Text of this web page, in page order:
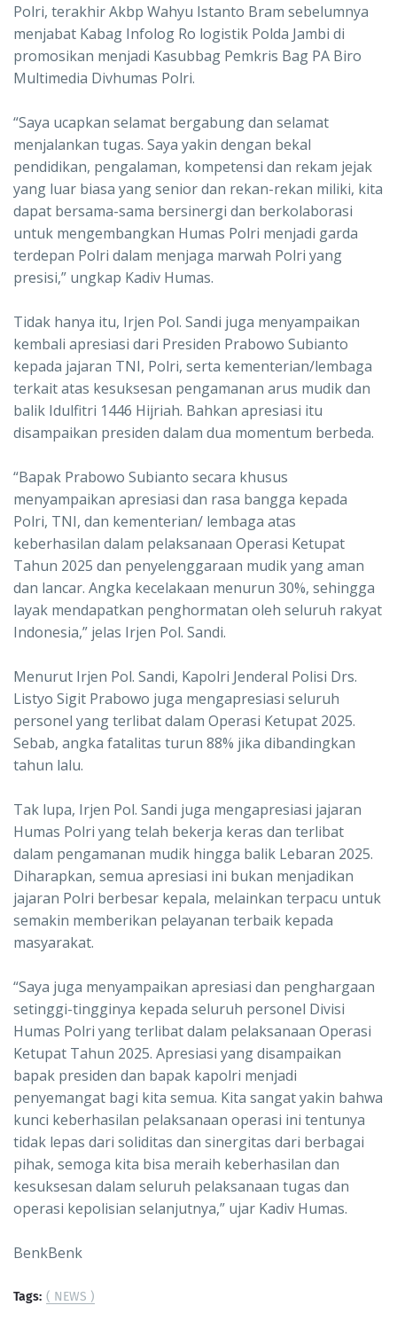
Polri, terakhir Akbp Wahyu Istanto Bram sebelumnya
menjabat Kabag Infolog Ro logistik Polda Jambi di
promosikan menjadi Kasubbag Pemkris Bag PA Biro
Multimedia Divhumas Polri.
“Saya ucapkan selamat bergabung dan selamat
menjalankan tugas. Saya yakin dengan bekal
pendidikan, pengalaman, kompetensi dan rekam jejak
yang luar biasa yang senior dan rekan-rekan miliki, kita
dapat bersama-sama bersinergi dan berkolaborasi
untuk mengembangkan Humas Polri menjadi garda
terdepan Polri dalam menjaga marwah Polri yang
presisi,” ungkap Kadiv Humas.
Tidak hanya itu, Irjen Pol. Sandi juga menyampaikan
kembali apresiasi dari Presiden Prabowo Subianto
kepada jajaran TNI, Polri, serta kementerian/lembaga
terkait atas kesuksesan pengamanan arus mudik dan
balik Idulfitri 1446 Hijriah. Bahkan apresiasi itu
disampaikan presiden dalam dua momentum berbeda.
“Bapak Prabowo Subianto secara khusus
menyampaikan apresiasi dan rasa bangga kepada
Polri, TNI, dan kementerian/ lembaga atas
keberhasilan dalam pelaksanaan Operasi Ketupat
Tahun 2025 dan penyelenggaraan mudik yang aman
dan lancar. Angka kecelakaan menurun 30%, sehingga
layak mendapatkan penghormatan oleh seluruh rakyat
Indonesia,” jelas Irjen Pol. Sandi.
Menurut Irjen Pol. Sandi, Kapolri Jenderal Polisi Drs.
Listyo Sigit Prabowo juga mengapresiasi seluruh
personel yang terlibat dalam Operasi Ketupat 2025.
Sebab, angka fatalitas turun 88% jika dibandingkan
tahun lalu.
Tak lupa, Irjen Pol. Sandi juga mengapresiasi jajaran
Humas Polri yang telah bekerja keras dan terlibat
dalam pengamanan mudik hingga balik Lebaran 2025.
Diharapkan, semua apresiasi ini bukan menjadikan
jajaran Polri berbesar kepala, melainkan terpacu untuk
semakin memberikan pelayanan terbaik kepada
masyarakat.
“Saya juga menyampaikan apresiasi dan penghargaan
setinggi-tingginya kepada seluruh personel Divisi
Humas Polri yang terlibat dalam pelaksanaan Operasi
Ketupat Tahun 2025. Apresiasi yang disampaikan
bapak presiden dan bapak kapolri menjadi
penyemangat bagi kita semua. Kita sangat yakin bahwa
kunci keberhasilan pelaksanaan operasi ini tentunya
tidak lepas dari soliditas dan sinergitas dari berbagai
pihak, semoga kita bisa meraih keberhasilan dan
kesuksesan dalam seluruh pelaksanaan tugas dan
operasi kepolisian selanjutnya,” ujar Kadiv Humas.
BenkBenk
Tags: ( NEWS )